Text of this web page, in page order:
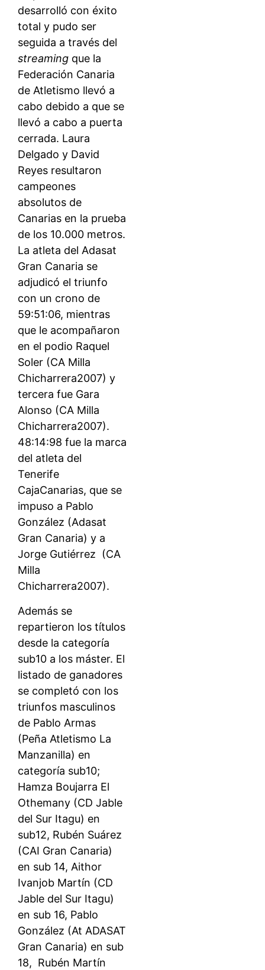
desarrolló con éxito
total y pudo ser
seguida a través del
streaming que la
Federación Canaria
de Atletismo llevó a
cabo debido a que se
llevó a cabo a puerta
cerrada. Laura
Delgado y David
Reyes resultaron
campeones
absolutos de
Canarias en la prueba
de los 10.000 metros.
La atleta del Adasat
Gran Canaria se
adjudicó el triunfo
con un crono de
59:51:06, mientras
que le acompañaron
en el podio Raquel
Soler (CA Milla
Chicharrera2007) y
tercera fue Gara
Alonso (CA Milla
Chicharrera2007).
48:14:98 fue la marca
del atleta del
Tenerife
CajaCanarias, que se
impuso a Pablo
González (Adasat
Gran Canaria) y a
Jorge Gutiérrez (CA
Milla
Chicharrera2007).
Además se
repartieron los títulos
desde la categoría
sub10 a los máster. El
listado de ganadores
se completó con los
triunfos masculinos
de Pablo Armas
(Peña Atletismo La
Manzanilla) en
categoría sub10;
Hamza Boujarra El
Othemany (CD Jable
del Sur Itagu) en
sub12, Rubén Suárez
(CAI Gran Canaria)
en sub 14, Aithor
Ivanjob Martín (CD
Jable del Sur Itagu)
en sub 16, Pablo
González (At ADASAT
Gran Canaria) en sub
18, Rubén Martín